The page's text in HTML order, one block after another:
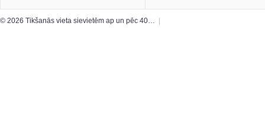
© 2026 Tikšanās vieta sievietēm ap un pēc 40…